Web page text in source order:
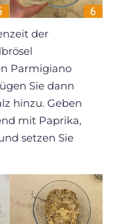
der
Parmigiano
Sie dann
hinzu. Geben
mit Paprika,
setzen Sie